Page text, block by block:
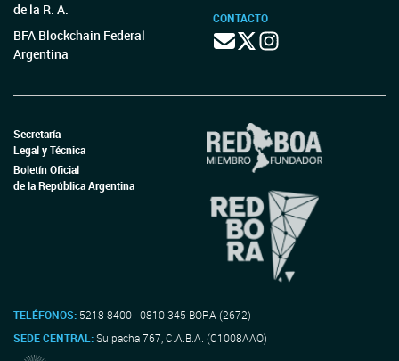
de la R. A.
BFA Blockchain Federal
Argentina
CONTACTO
Secretaría
Legal y Técnica
Boletín Oficial
de la República Argentina
TELÉFONOS: 5218-8400 - 0810-345-BORA (2672)
SEDE CENTRAL:Suipacha 767, C.A.B.A. (C1008AAO)